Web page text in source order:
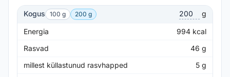
Kogus 100 g 200 g g
Energia 994 kcal
Rasvad
46 g
millest küllastunud rasvhapped
5 g